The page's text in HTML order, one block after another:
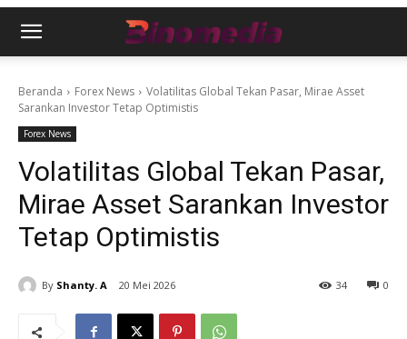
Beranda Forex News
Volatilitas Global Tekan Pasar, Mirae Asset
Sarankan Investor Tetap Optimistis
Forex News
Volatilitas Global Tekan Pasar,
Mirae Asset Sarankan Investor
Tetap Optimistis
By Shanty. A 20 Mei 2026 0
34